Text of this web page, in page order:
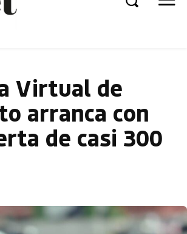
Virtual de
arranca con
de casi 300